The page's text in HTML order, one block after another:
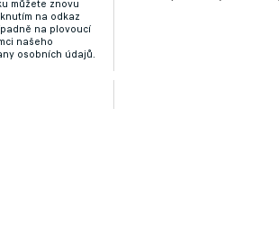
do útoku. Vinícius konečně rozhodl
můžete znovu
na odkaz
na plovoucí
našeho
osobních údajů.